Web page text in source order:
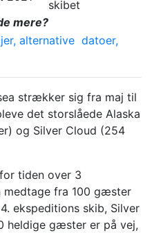
skibet
mere?
alternative datoer,
strækker sig fra maj til
det storslåede Alaska
og Silver Cloud (254
tiden over 3
medtage fra 100 gæster
ekspeditions skib, Silver
heldige gæster er på vej,